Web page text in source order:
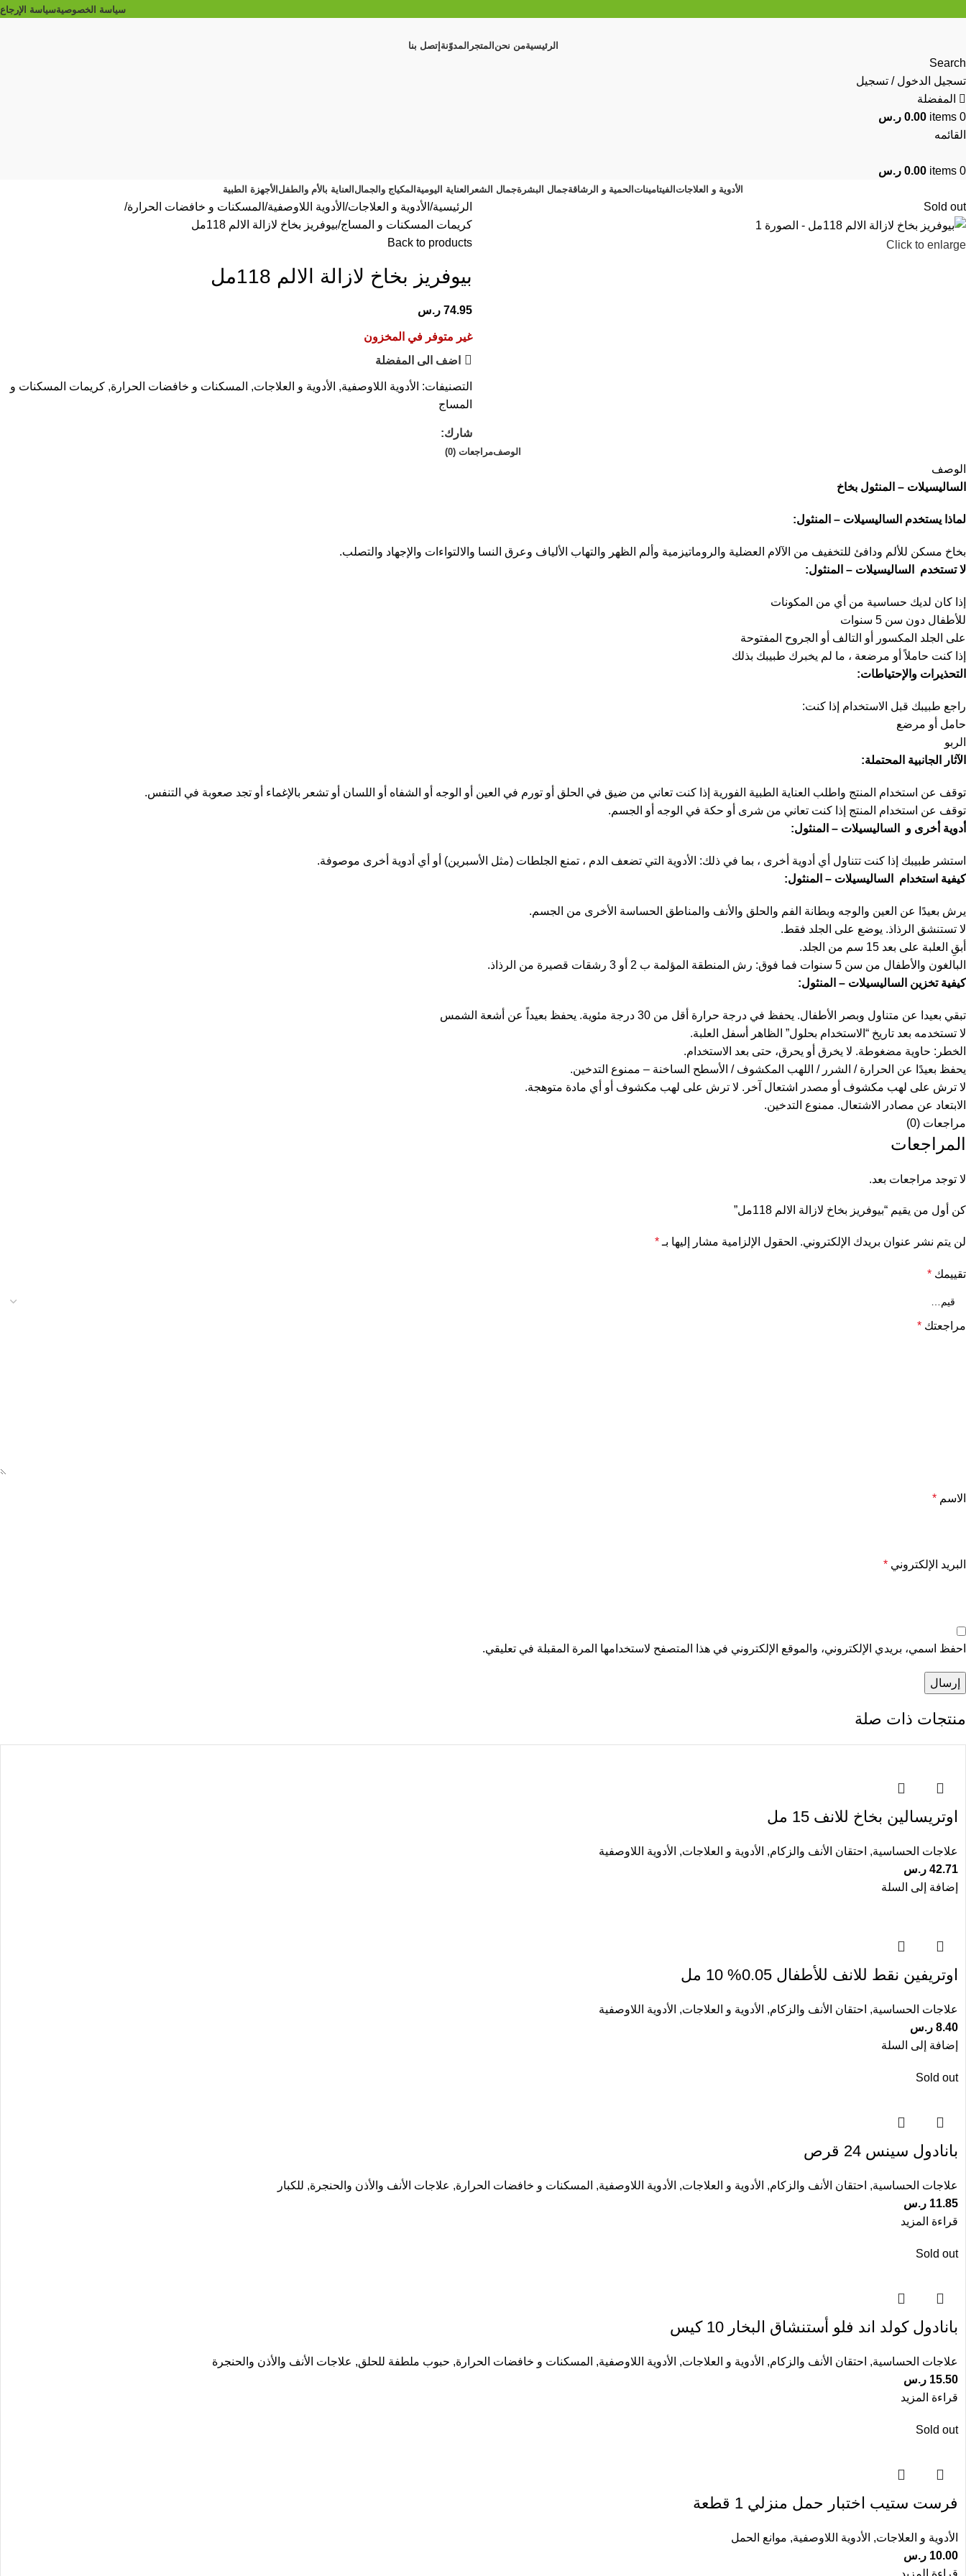
سياسة الخصوصيةسياسة الإرجاع
الرئيسيةمن نحن المتجر المدوّنة إتصل بنا
Search
تسجيل الدخول / تسجيل
المفضلة
0
items
0.00 ر.س
القائمه
0
items
0.00 ر.س
الأدوية و العلاجات الفيتامينات الحمية و الرشاقةجمال البشرةجمال الشعر العناية اليومية المكياج والجمال العناية بالأم والطفل الأجهزة الطبية
Sold out
Click to enlarge
الرئيسية الأدوية و العلاجات الأدوية اللاوصفية المسكنات و خافضات الحرارة
كريمات المسكنات و المساج بيوفريز بخاخ لازالة الالم 118مل
Back to products
بيوفريز بخاخ لازالة الالم 118مل
74.95 ر.س
غير متوفر في المخزون
اضف الى المفضلة
التصنيفات: الأدوية اللاوصفية, الأدوية و العلاجات, المسكنات و خافضات الحرارة, كريمات المسكنات و
المساج
شارك:
الوصفمراجعات (0)
الوصف
الساليسيلات – المنثول بخاخ
لماذا يستخدم الساليسيلات – المنثول:
بخاخ مسكن للألم ودافئ للتخفيف من الآلام العضلية والروماتيزمية وألم الظهر والتهاب الألياف وعرق النسا والالتواءات والإجهاد والتصلب.
لا تستخدم الساليسيلات – المنثول:
إذا كان لديك حساسية من أي من المكونات
للأطفال دون سن 5 سنوات
على الجلد المكسور أو التالف أو الجروح المفتوحة
إذا كنت حاملاً أو مرضعة ، ما لم يخبرك طبيبك بذلك
التحذيرات والإحتياطات:
راجع طبيبك قبل الاستخدام إذا كنت:
حامل أو مرضع
الربو
الآثار الجانبية المحتملة:
توقف عن استخدام المنتج واطلب العناية الطبية الفورية إذا كنت تعاني من ضيق في الحلق أو تورم في العين أو الوجه أو الشفاه أو اللسان أو تشعر بالإغماء أو تجد صعوبة في التنفس.
توقف عن استخدام المنتج إذا كنت تعاني من شرى أو حكة في الوجه أو الجسم.
أدوية أخرى و الساليسيلات – المنثول:
استشر طبيبك إذا كنت تتناول أي أدوية أخرى ، بما في ذلك: الأدوية التي تضعف الدم ، تمنع الجلطات (مثل الأسبرين) أو أي أدوية أخرى موصوفة.
كيفية استخدام الساليسيلات – المنثول:
يرش بعيدًا عن العين والوجه وبطانة الفم والحلق والأنف والمناطق الحساسة الأخرى من الجسم.
لا تستنشق الرذاذ. يوضع على الجلد فقط.
أبقِ العلبة على بعد 15 سم من الجلد.
البالغون والأطفال من سن 5 سنوات فما فوق: رش المنطقة المؤلمة ب 2 أو 3 رشقات قصيرة من الرذاذ.
كيفية تخزين الساليسيلات – المنثول:
تبقي بعيدا عن متناول وبصر الأطفال. يحفظ في درجة حرارة أقل من 30 درجة مئوية. يحفظ بعيداً عن أشعة الشمس
لا تستخدمه بعد تاريخ “الاستخدام بحلول” الظاهر أسفل العلبة.
الخطر: حاوية مضغوطة. لا يخرق أو يحرق، حتى بعد الاستخدام.
يحفظ بعيدًا عن الحرارة / الشرر / اللهب المكشوف / الأسطح الساخنة – ممنوع التدخين.
لا ترش على لهب مكشوف أو مصدر اشتعال آخر. لا ترش على لهب مكشوف أو أي مادة متوهجة.
الابتعاد عن مصادر الاشتعال. ممنوع التدخين.
مراجعات (0)
المراجعات
لا توجد مراجعات بعد.
كن أول من يقيم “بيوفريز بخاخ لازالة الالم 118مل”
لن يتم نشر عنوان بريدك الإلكتروني. الحقول الإلزامية مشار إليها بـ *
تقييمك *
مراجعتك *
الاسم *
البريد الإلكتروني *
احفظ اسمي، بريدي الإلكتروني، والموقع الإلكتروني في هذا المتصفح لاستخدامها المرة المقبلة في تعليقي.
منتجات ذات صلة
اوتريسالين بخاخ للانف 15 مل
علاجات الحساسية, احتقان الأنف والزكام, الأدوية و العلاجات, الأدوية اللاوصفية
42.71 ر.س
إضافة إلى السلة
اوتريفين نقط للانف للأطفال 0.05% 10 مل
علاجات الحساسية, احتقان الأنف والزكام, الأدوية و العلاجات, الأدوية اللاوصفية
8.40 ر.س
إضافة إلى السلة
Sold out
بانادول سينس 24 قرص
علاجات الحساسية, احتقان الأنف والزكام, الأدوية و العلاجات, الأدوية اللاوصفية, المسكنات و خافضات الحرارة, علاجات الأنف والأذن والحنجرة, للكبار
11.85 ر.س
قراءة المزيد
Sold out
بانادول كولد اند فلو أستنشاق البخار 10 كيس
علاجات الحساسية, احتقان الأنف والزكام, الأدوية و العلاجات, الأدوية اللاوصفية, المسكنات و خافضات الحرارة, حبوب ملطفة للحلق, علاجات الأنف والأذن والحنجرة
15.50 ر.س
قراءة المزيد
Sold out
فرست ستيب اختبار حمل منزلي 1 قطعة
الأدوية و العلاجات, الأدوية اللاوصفية, موانع الحمل
10.00 ر.س
قراءة المزيد